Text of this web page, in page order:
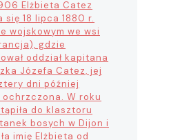
Elżbieta Catez
się 18 lipca 1880 r.
wojskowym we wsi
gdzie
oddział kapitana
Józefa Catez, jej
dni później
ochrzczona. W roku
do klasztoru
bosych w Dijon i
imię Elżbieta od